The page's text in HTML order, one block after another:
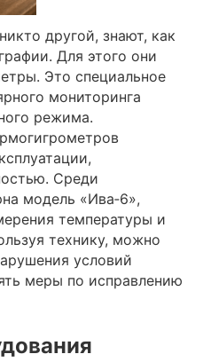
другой, знают, как
Для этого они
Это специальное
мониторинга
режима.
Среди
модель «Ива‑6»,
температуры и
технику, можно
условий
меры по исправлению